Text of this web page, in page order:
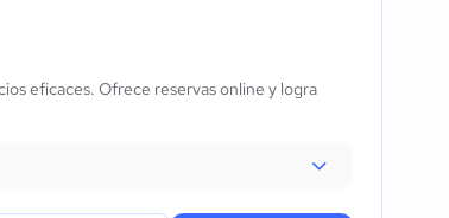
eficaces. Ofrece reservas online y logra